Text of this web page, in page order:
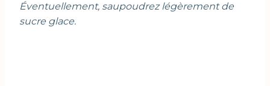
Éventuellement, saupoudrez légèrement de
sucre glace.